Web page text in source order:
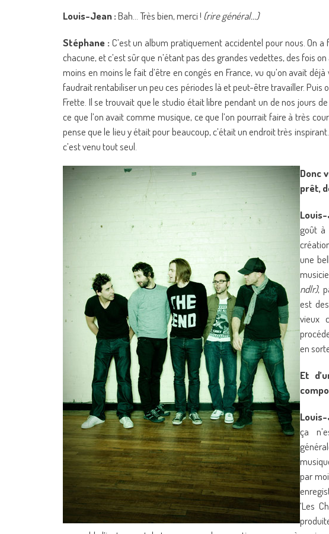
Louis-Jean :Bah… Très bien, merci ! (rire général…)
Stéphane : C’est un album pratiquement accidentel pour nous. On
chacune, et c’est sûr que n’étant pas des grandes vedettes, des fois
moins en moins le fait d’être en congés en France, vu qu’on avait
faudrait rentabiliser un peu ces périodes là et peut-être travailler. Puis
Frette. Il se trouvait que le studio était libre pendant un de nos jours
ce que l’on avait comme musique, ce que l’on pourrait faire à très
pense que le lieu y était pour beaucoup, c’était un endroit très
c’est venu tout seul.
Donc
prêt,
goût à
une
ndlr),
est
vieux
en
Et
ça
par
‘Les